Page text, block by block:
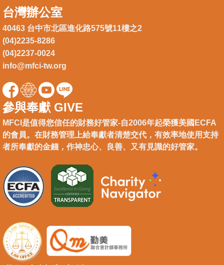
台灣辦公室
40463 台中市北區進化路575號11樓之2
(04)2235-8286
(04)2237-0024
info@mfci-tw.org
參與奉獻 GIVE
MFCI是值得您信任的財務好管家-自2006年起榮獲美國ECFA
的會員。在財務管理上給奉獻者清楚交代，有效率地使用支持
者所奉獻的金錢，作神忠心、良善、又有見識的好管家。